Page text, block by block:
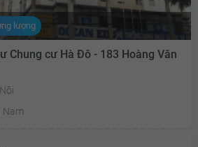
lượng
Chung cư Hà Đô - 183 Hoàng Văn
Nam